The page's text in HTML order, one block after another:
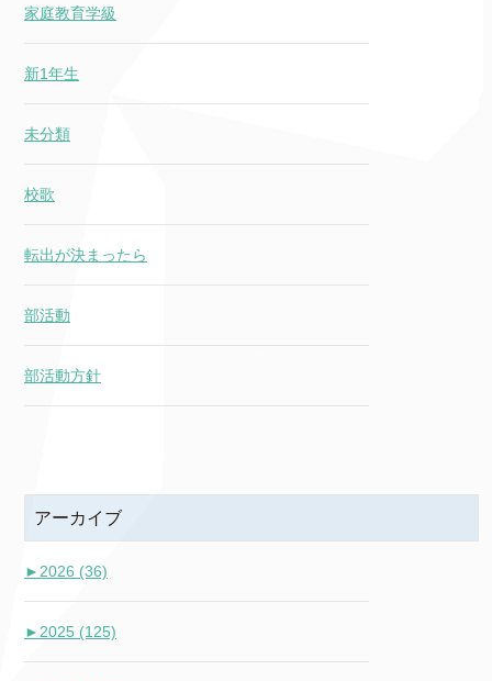
家庭教育学級
新1年生
未分類
校歌
転出が決まったら
部活動
部活動方針
アーカイブ
► 2026 (36)
► 2025 (125)